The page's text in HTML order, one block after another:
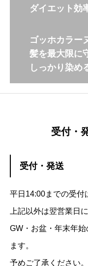
ダイエット効
ゴッホカラー
髪を最大限に
しっかり染め
受付・
受付・発送
平日14:00までの受付
上記以外は翌営業日
GW・お盆・年末年
ます。
予めご了承ください。